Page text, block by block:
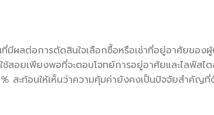
มีผลต่อการตัดสินใจเลือกซื้อหรือเช่าที่อยู่อาศัยขอ
อยเพียงพอที่จะตอบโจทย์การอยู่อาศัยและไลฟ์สไ
สะท้อนให้เห็นว่าความคุ้มค่ายังคงเป็นปัจจัยสำคัญ